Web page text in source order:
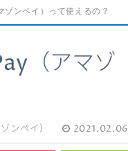
ンペイ）って使えるの？
（アマゾ
ンペイ） 2021.02.06